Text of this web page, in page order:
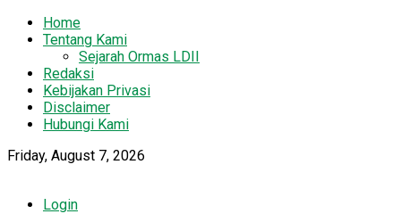
Home
Tentang Kami
Sejarah Ormas LDII
Redaksi
Kebijakan Privasi
Disclaimer
Hubungi Kami
Friday, August 7, 2026
Login